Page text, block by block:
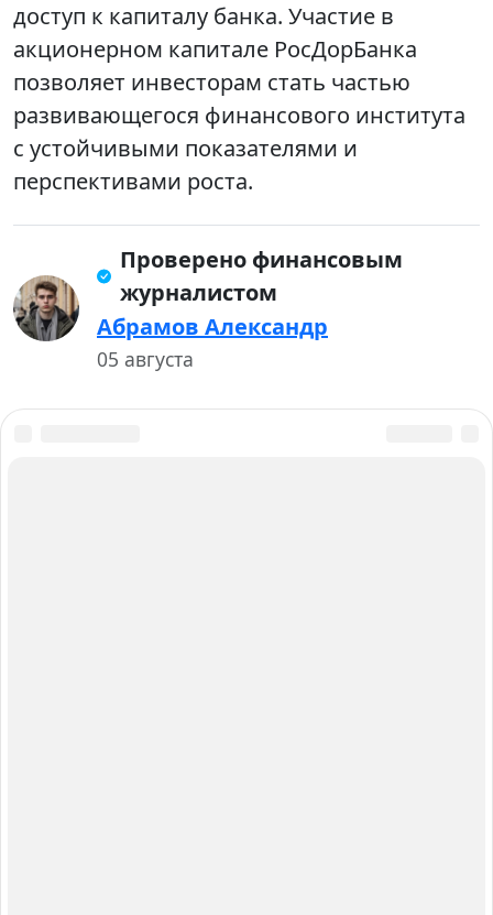
доступ к капиталу банка. Участие в
акционерном капитале РосДорБанка
позволяет инвесторам стать частью
развивающегося финансового института
с устойчивыми показателями и
перспективами роста.
Проверено финансовым
журналистом
Абрамов Александр
05 августа